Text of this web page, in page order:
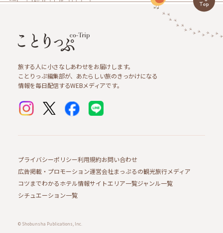
旅する人に小さなしあわせをお届けします。
ことりっぷ編集部が、あたらしい旅のきっかけになる
情報を毎日配信するWEBメディアです。
プライバシーポリシー利用規約お問い合わせ
広告掲載・プロモーション運営会社まっぷるの観光旅行メディア
コツまでわかるホテル情報サイトエリア一覧ジャンル一覧
シチュエーション一覧
© Shobunsha Publications, Inc.